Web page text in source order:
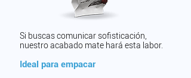
Si buscas comunicar sofisticación,
nuestro acabado mate hará esta labor.
Ideal para empacar